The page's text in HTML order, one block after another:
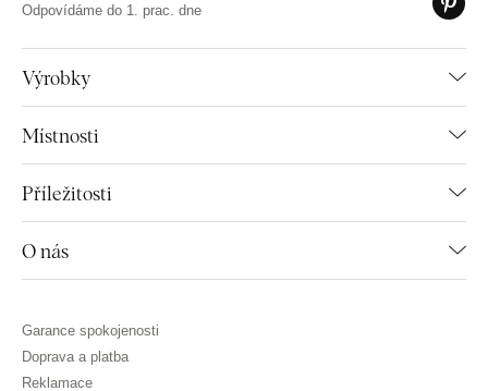
Výrobky
Místnosti
Příležitosti
O nás
Odpovídáme do 1. prac. dne
Garance spokojenosti
Doprava a platba
Reklamace